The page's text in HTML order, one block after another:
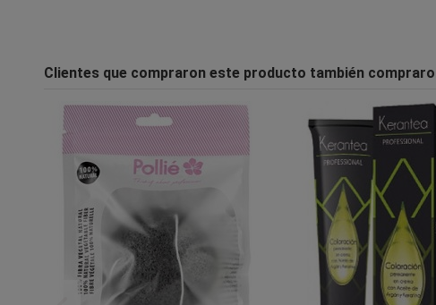
Clientes que compraron este producto también